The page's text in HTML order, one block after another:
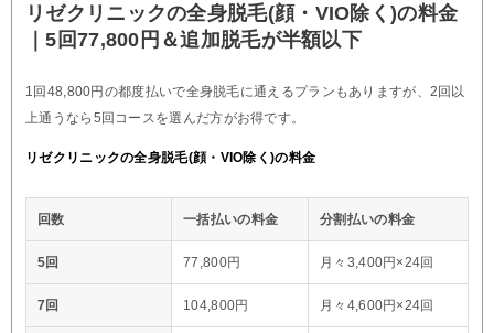
リゼクリニックの全身脱毛(顔・VIO除く)の料金
｜5回77,800円＆追加脱毛が半額以下
1回48,800円の都度払いで全身脱毛に通えるプランもありますが、2回以
上通うなら5回コースを選んだ方がお得です。
リゼクリニックの全身脱毛(顔・VIO除く)の料金
回数 一括払いの料金 分割払いの料金
5回 77,800円 月々3,400円×24回
7回 104,800円 月々4,600円×24回